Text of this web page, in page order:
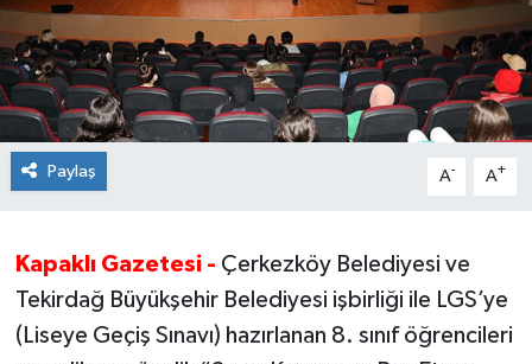
Paylaş A- A+
Kapaklı Gazetesi - Çerkezköy Belediyesi ve
Tekirdağ Büyükşehir Belediyesi işbirliği ile LGS’ye
(Liseye Geçiş Sınavı) hazırlanan 8. sınıf öğrencileri